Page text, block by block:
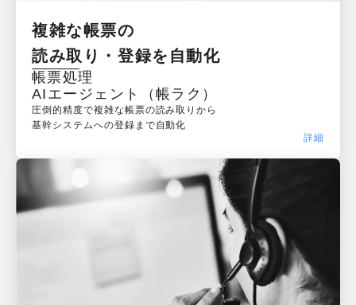
複雑な帳票の
読み取り・登録を自動化
帳票処理
AIエージェント（帳ラク）
圧倒的精度で複雑な帳票の読み取りから
基幹システムへの登録まで自動化
詳細